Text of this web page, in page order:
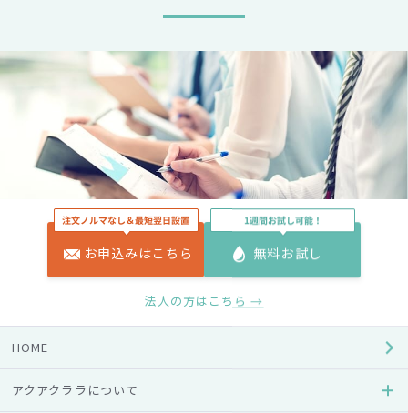
プラント（製造工場）からのお水をピックアップして各家庭
に運ぶ……、利用したことのない方にとってはそれだけのイ
メージしかないかもしれませんが、お客様のご要望に応えた
談に乗ったりと、アクアクララポーターの仕事は多岐にわた
お申込みはこちら 無料お試し
法人の方はこちら →
HOME
アクアクララについて